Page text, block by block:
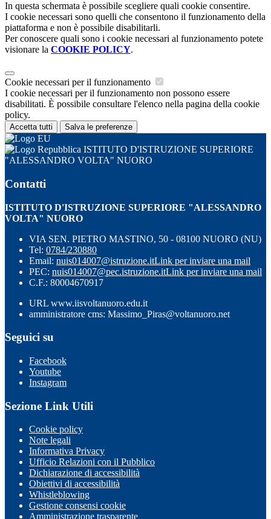
In questa schermata è possibile scegliere quali cookie consentire.
I cookie necessari sono quelli che consentono il funzionamento della
piattaforma e non è possibile disabilitarli.
Per conoscere quali sono i cookie necessari al funzionamento potete
visionare la COOKIE POLICY.
Cookie necessari per il funzionamento
I cookie necessari per il funzionamento non possono essere
disabilitati. È possibile consultare l'elenco nella pagina della cookie
policy.
Accetta tutti Salva le preferenze
ISTITUTO D'ISTRUZIONE SUPERIORE
"ALESSANDRO VOLTA" NUORO
Contatti
ISTITUTO D'ISTRUZIONE SUPERIORE "ALESSANDRO
VOLTA" NUORO
VIA SEN. PIETRO MASTINO, 50 - 08100 NUORO (NU)
Tel: 0784/230880
Email: nuis014007@istruzione.itLink per inviare una mail
PEC: nuis014007@pec.istruzione.itLink per inviare una mail
C.F.: 80004670917
URL www.iisvoltanuoro.edu.it
amministratore cms: Massimo_Piras@voltanuoro.net
Seguici su
Facebook
Youtube
Instagram
Sezione Link Utili
Cookie policy
Note legali
Informativa Privacy
Ufficio Relazioni con il Pubblico
Dichiarazione di accessibilità
Obiettivi di accessibilità
Whistleblowing
Gestione consensi cookie
Amministrazione trasparente